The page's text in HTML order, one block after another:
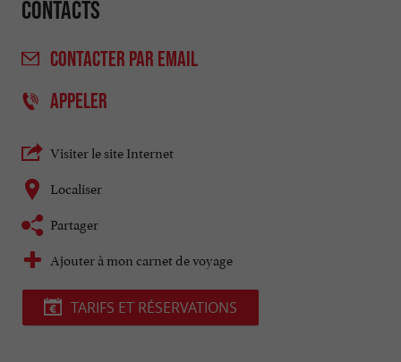
Contacts
CONTACTER PAR EMAIL
APPELER
Visiter le site Internet
Localiser
Partager
Ajouter à mon carnet de voyage
TARIFS ET RÉSERVATIONS